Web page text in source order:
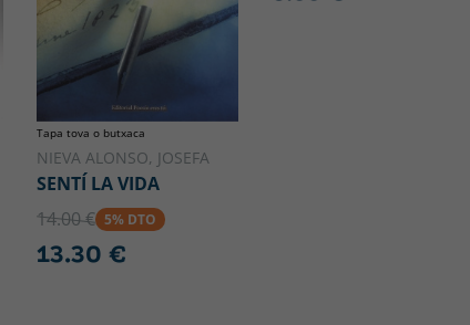
Tapa tova o butxaca
NIEVA ALONSO, JOSEFA
SENTÍ LA VIDA
14.00 € 5% DTO
13.30 €